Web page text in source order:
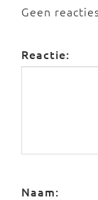
Geen
Reactie:
Naam: